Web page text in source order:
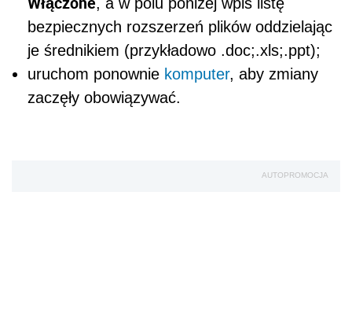
bezpiecznych rozszerzeń plików oddzielając
je średnikiem (przykładowo .doc;.xls;.ppt);
uruchom ponownie komputer, aby zmiany
zaczęły obowiązywać.
AUTOPROMOCJA